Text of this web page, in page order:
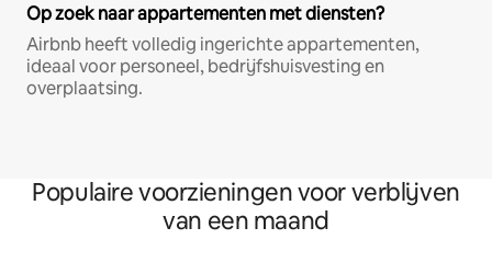
Op zoek naar appartementen met diensten?
Airbnb heeft volledig ingerichte appartementen,
ideaal voor personeel, bedrijfshuisvesting en
overplaatsing.
Populaire voorzieningen voor verblijven
van een maand